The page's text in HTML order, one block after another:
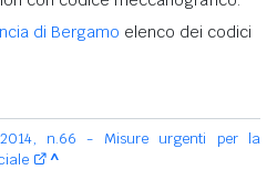
di Bergamo elenco dei codici
n.66 - Misure urgenti per la
^